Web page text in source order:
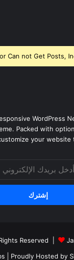
Can not Get Posts,
WordPress
Packed with
your website
| Proudly Hosted by